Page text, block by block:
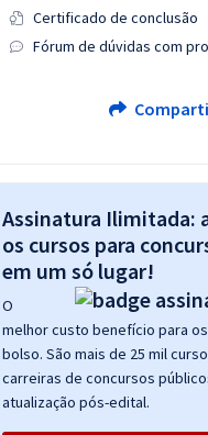
Certificado de conclusão
Fórum de dúvidas com
Assinatura Ilimitada:
os cursos para
em um só lugar!
O
melhor custo benefício para
bolso. São mais de 25 mil
carreiras de concursos
atualização pós-edital.